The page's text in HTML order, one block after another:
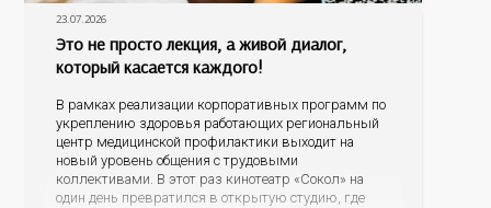
23.07.2026
Это не просто лекция, а живой диалог,
который касается каждого!
В рамках реализации корпоративных программ по
укреплению здоровья работающих региональный
центр медицинской профилактики выходит на
новый уровень общения с трудовыми
коллективами. В этот раз кинотеатр «Сокол» на
один день превратился в открытую студию, где